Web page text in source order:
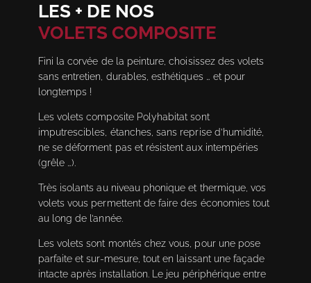
LES + DE NOS
VOLETS COMPOSITE
Fini la corvée de la peinture, choisissez des volets
sans entretien, durables, esthétiques … et pour
longtemps !
Les volets composite Polyhabitat sont
imputrescibles, étanches, sans reprise d’humidité,
ne se déforment pas et résistent aux intempéries
(grêle …).
Très isolants au niveau phonique et thermique, vos
volets vous permettent de faire des économies tout
au long de l’année.
Les volets sont montés chez vous, pour une pose
parfaite et sur-mesure, tout en laissant une façade
intacte après installation. Le jeu périphérique entre